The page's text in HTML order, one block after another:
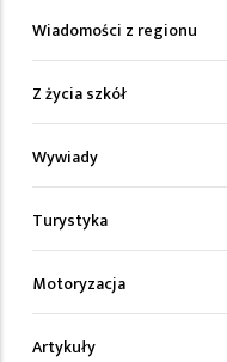
Wiadomości z regionu
Z życia szkół
Wywiady
Turystyka
Motoryzacja
Artykuły